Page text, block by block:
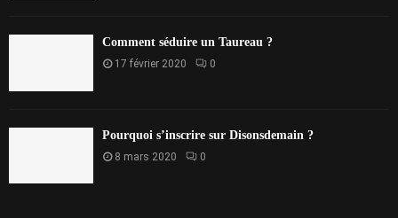
Comment séduire un Taureau ?
17 février 2020 0
Pourquoi s’inscrire sur Disonsdemain ?
8 mars 2020 0